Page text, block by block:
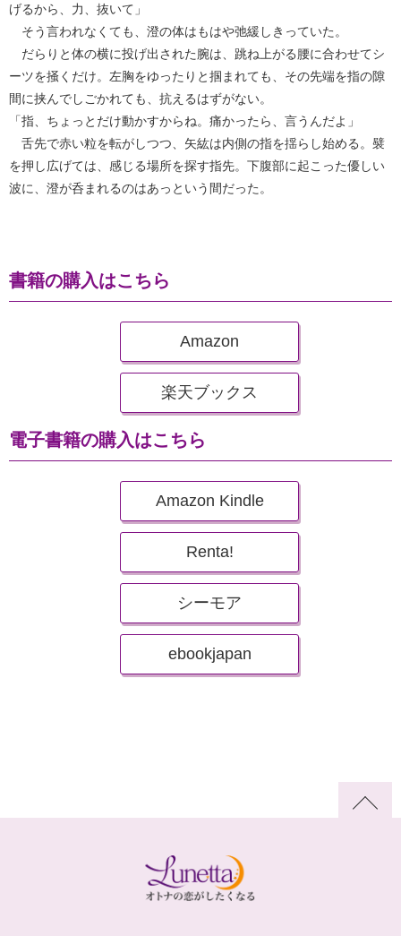
げるから、力、抜いて」
そう言われなくても、澄の体はもはや弛緩しきっていた。
だらりと体の横に投げ出された腕は、跳ね上がる腰に合わせてシ
ーツを掻くだけ。左胸をゆったりと掴まれても、その先端を指の隙
間に挟んでしごかれても、抗えるはずがない。
「指、ちょっとだけ動かすからね。痛かったら、言うんだよ」
舌先で赤い粒を転がしつつ、矢紘は内側の指を揺らし始める。襞
を押し広げては、感じる場所を探す指先。下腹部に起こった優しい
波に、澄が呑まれるのはあっという間だった。
書籍の購入はこちら
Amazon
楽天ブックス
電子書籍の購入はこちら
Amazon Kindle
Renta!
シーモア
ebookjapan